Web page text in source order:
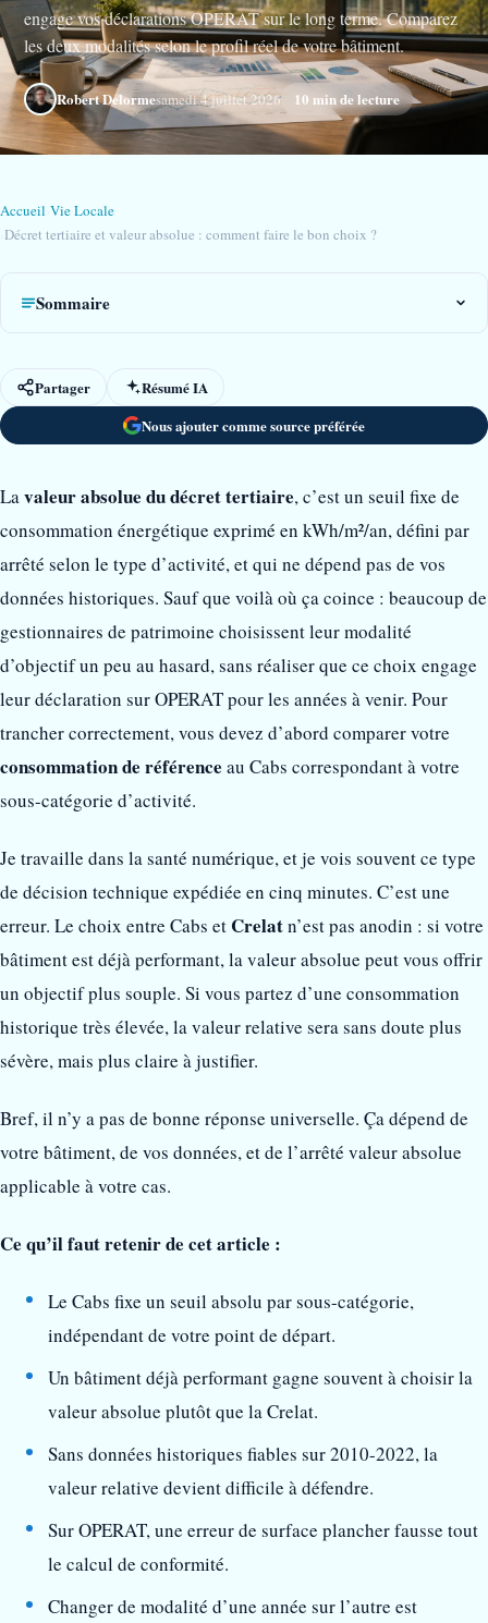
engage vos déclarations OPERAT sur le long terme. Comparez
les deux modalités selon le profil réel de votre bâtiment.
Robert Delormesamedi 4 juillet 2026 10 min de lecture
Accueil Vie Locale
Décret tertiaire et valeur absolue : comment faire le bon choix ?
Sommaire
Partager
Résumé IA
Nous ajouter comme source préférée
Lavaleur absolue du décret tertiaire, c’est un seuil fixe de
consommation énergétique exprimé en kWh/m²/an, défini par
arrêté selon le type d’activité, et qui ne dépend pas de vos
données historiques. Sauf que voilà où ça coince : beaucoup de
gestionnaires de patrimoine choisissent leur modalité
d’objectif un peu au hasard, sans réaliser que ce choix engage
leur déclaration sur OPERAT pour les années à venir. Pour
trancher correctement, vous devez d’abord comparer votre
consommation de référence au Cabs correspondant à votre
sous-catégorie d’activité.
Je travaille dans la santé numérique, et je vois souvent ce type
de décision technique expédiée en cinq minutes. C’est une
erreur. Le choix entre Cabs et Crelatn’est pas anodin : si votre
bâtiment est déjà performant, la valeur absolue peut vous offrir
un objectif plus souple. Si vous partez d’une consommation
historique très élevée, la valeur relative sera sans doute plus
sévère, mais plus claire à justifier.
Bref, il n’y a pas de bonne réponse universelle. Ça dépend de
votre bâtiment, de vos données, et de l’arrêté valeur absolue
applicable à votre cas.
Ce qu’il faut retenir de cet article :
Le Cabs fixe un seuil absolu par sous-catégorie,
indépendant de votre point de départ.
Un bâtiment déjà performant gagne souvent à choisir la
valeur absolue plutôt que la Crelat.
Sans données historiques fiables sur 2010-2022, la
valeur relative devient difficile à défendre.
Sur OPERAT, une erreur de surface plancher fausse tout
le calcul de conformité.
Changer de modalité d’une année sur l’autre est